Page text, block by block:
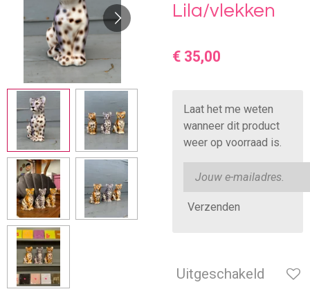
Lila/vlekken
€ 35,00
Laat het me weten
wanneer dit product
weer op voorraad is.
Verzenden
Uitgeschakeld